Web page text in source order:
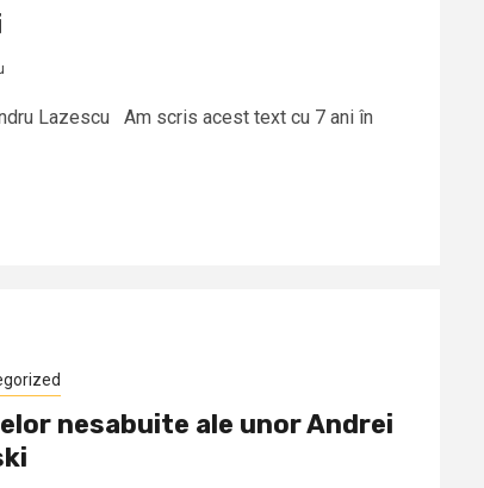
Lazescu Am scris acest text cu 7 ani în
nesabuite ale unor Andrei